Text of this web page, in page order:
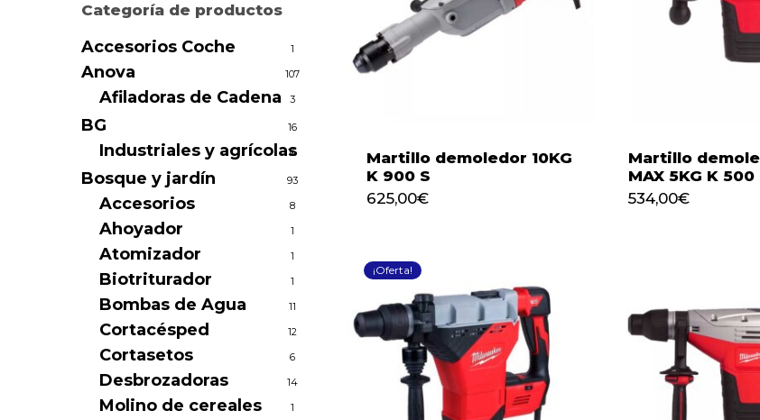
Categoría de productos
Accesorios Coche 1
Anova 107
Afiladoras de Cadena 3
BG 16
Industriales y agrícolas
16
Bosque y jardín 93
Accesorios 8
Ahoyador 1
Atomizador 1
Biotriturador 1
Bombas de Agua 11
Cortacésped 12
Cortasetos 6
Desbrozadoras 14
Molino de cereales 1
Martillo demoledor 10KG
K 900 S
625,00€
Martillo
MAX 5KG K 500
534,00€
534,00
¡Oferta!